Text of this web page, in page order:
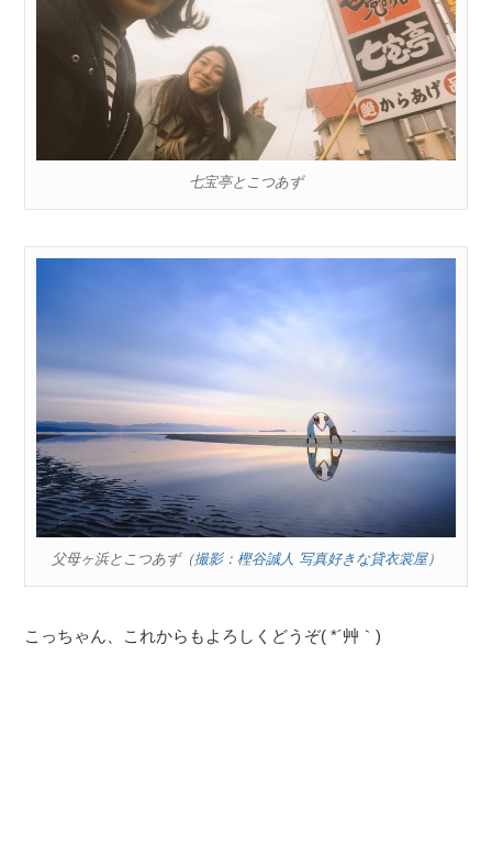
七宝亭とこつあず
父母ヶ浜とこつあず（撮影：樫谷誠人 写真好きな貸衣裳屋）
こっちゃん、これからもよろしくどうぞ( *´艸｀)